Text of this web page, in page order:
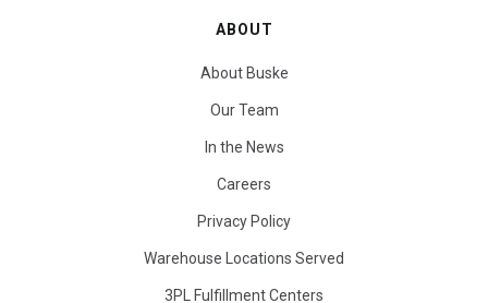
ABOUT
About Buske
Our Team
In the News
Careers
Privacy Policy
Warehouse Locations Served
3PL Fulfillment Centers